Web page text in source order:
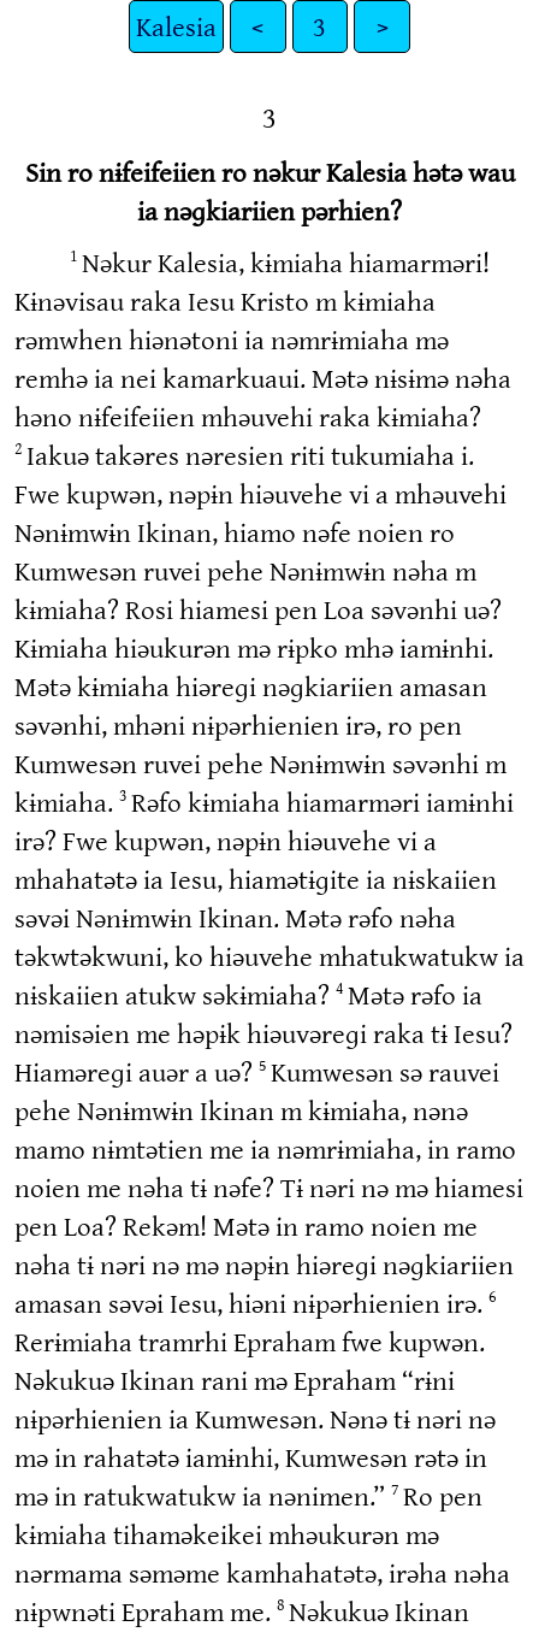
Kalesia < 3 >
3
Sin ro nɨfeifeiien ro nəkur Kalesia hətə wau
ia nəɡkiariien pərhien?
1 Nəkur Kalesia, kɨmiaha hiamarməri!
Kɨnəvisau raka Iesu Kristo m kɨmiaha
rəmwhen hiənətoni ia nəmrɨmiaha mə
remhə ia nei kamarkuaui. Mətə nɨsɨmə nəha
həno nɨfeifeiien mhəuvehi raka kɨmiaha?
2 Iakuə takəres nəresien riti tukumiaha i.
Fwe kupwən, nəpɨn hiəuvehe vi a mhəuvehi
Nənɨmwɨn Ikinan, hiamo nəfe noien ro
Kumwesən ruvei pehe Nənɨmwɨn nəha m
kɨmiaha? Rosi hiamesi pen Loa səvənhi uə?
Kɨmiaha hiəukurən mə rɨpko mhə iamɨnhi.
Mətə kɨmiaha hiəreɡi nəɡkiariien amasan
səvənhi, mhəni nɨpərhienien irə, ro pen
Kumwesən ruvei pehe Nənɨmwɨn səvənhi m
kɨmiaha. 3 Rəfo kɨmiaha hiamarməri iamɨnhi
irə? Fwe kupwən, nəpɨn hiəuvehe vi a
mhahatətə ia Iesu, hiamətɨɡite ia nɨskaiien
səvəi Nənɨmwɨn Ikinan. Mətə rəfo nəha
təkwtəkwuni, ko hiəuvehe mhatukwatukw ia
nɨskaiien atukw səkɨmiaha? 4 Mətə rəfo ia
nəmisəien me həpɨk hiəuvəreɡi raka tɨ Iesu?
Hiaməreɡi auər a uə? 5 Kumwesən sə rauvei
pehe Nənɨmwɨn Ikinan m kɨmiaha, nənə
mamo nɨmtətien me ia nəmrɨmiaha, in ramo
noien me nəha tɨ nəfe? Tɨ nəri nə mə hiamesi
pen Loa? Rekəm! Mətə in ramo noien me
nəha tɨ nəri nə mə nəpɨn hiəreɡi nəɡkiariien
amasan səvəi Iesu, hiəni nɨpərhienien irə. 6
Rerɨmiaha tramrhi Epraham fwe kupwən.
Nəkukuə Ikinan rani mə Epraham “rɨni
nɨpərhienien ia Kumwesən. Nənə tɨ nəri nə
mə in rahatətə iamɨnhi, Kumwesən rətə in
mə in ratukwatukw ia nənimen.” 7 Ro pen
kɨmiaha tihaməkeikei mhəukurən mə
nərmama səməme kamhahatətə, irəha nəha
nɨpwnəti Epraham me. 8 Nəkukuə Ikinan